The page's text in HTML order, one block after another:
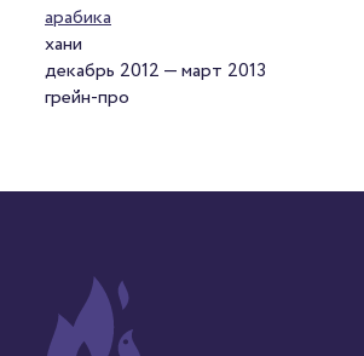
арабика
хани
декабрь 2012 — март 2013
грейн-про